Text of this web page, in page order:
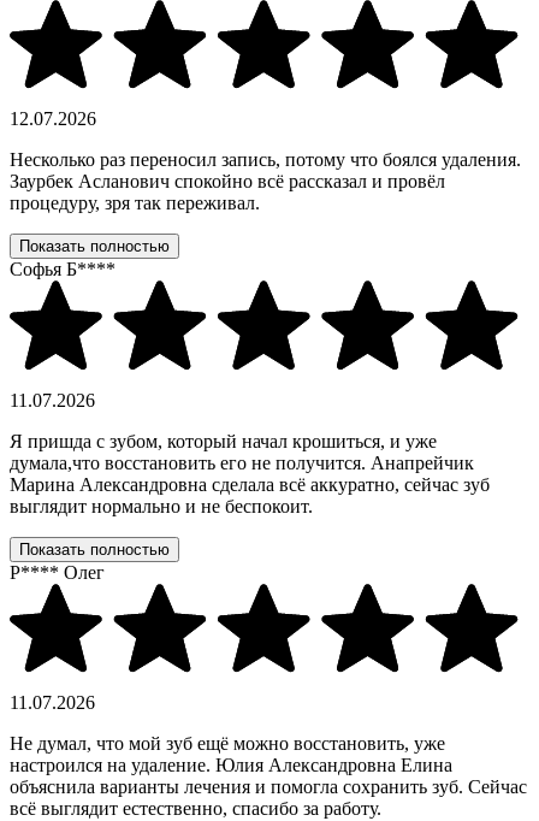
12.07.2026
Несколько раз переносил запись, потому что боялся удаления.
Заурбек Асланович спокойно всё рассказал и провёл
процедуру, зря так переживал.
Показать полностью
Софья Б****
11.07.2026
Я пришда с зубом, который начал крошиться, и уже
думала,что восстановить его не получится. Анапрейчик
Марина Александровна сделала всё аккуратно, сейчас зуб
выглядит нормально и не беспокоит.
Показать полностью
Р**** Олег
11.07.2026
Не думал, что мой зуб ещё можно восстановить, уже
настроился на удаление. Юлия Александровна Елина
объяснила варианты лечения и помогла сохранить зуб. Сейчас
всё выглядит естественно, спасибо за работу.